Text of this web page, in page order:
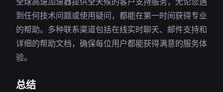
到任何技术问题或使用疑问，都能在第一时间获得专业
的帮助。多种联系渠道包括在线实时聊天、邮件支持和
详细的帮助文档，确保每位用户都能获得满意的服务体
验。
总结